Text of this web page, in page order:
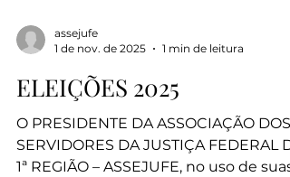
assejufe
1 de nov. de 2025
1 min de leitura